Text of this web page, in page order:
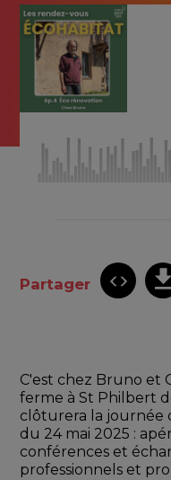
Partager
C'est chez Bruno et
ferme à St Philbert
clôturera la journée
du 24 mai 2025 :
conférences et
professionnels et